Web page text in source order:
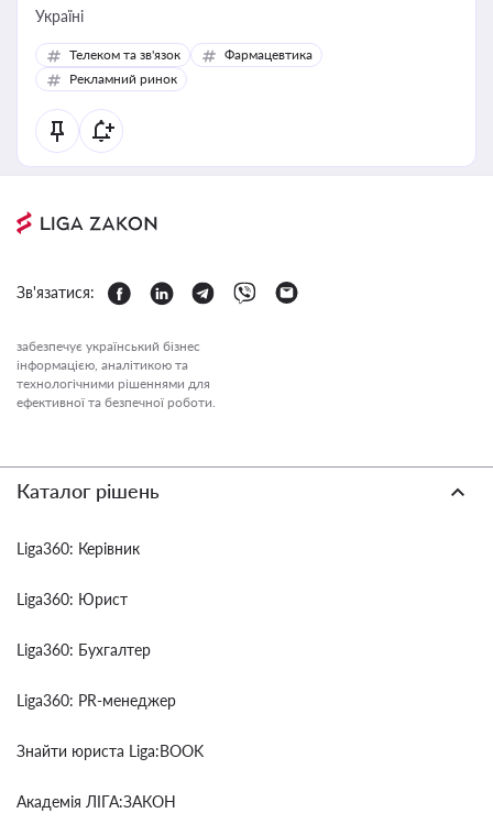
Україні
Телеком та зв'язок
Фармацевтика
Рекламний ринок
Зв'язатися:
забезпечує український бізнес
інформацією, аналітикою та
технологічними рішеннями для
ефективної та безпечної роботи.
Каталог рішень
Liga360: Керівник
Liga360: Юрист
Liga360: Бухгалтер
Liga360: PR-менеджер
Знайти юриста Liga:BOOK
Академія ЛІГА:ЗАКОН